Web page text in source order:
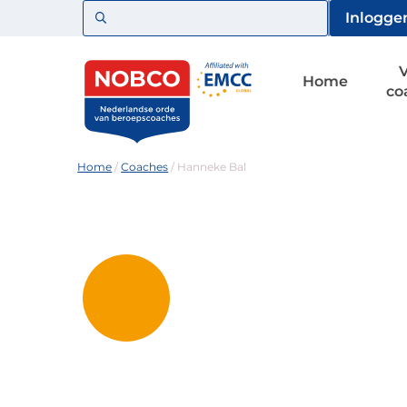
Zoeken
Home
Home /Coaches / Hanneke Bal